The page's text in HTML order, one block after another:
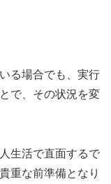
る場合でも、実行
で、その状況を変
生活で直面するで
重な前準備となり